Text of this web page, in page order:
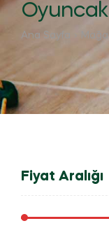
Ana Sayfa
Fiyat Aralığı